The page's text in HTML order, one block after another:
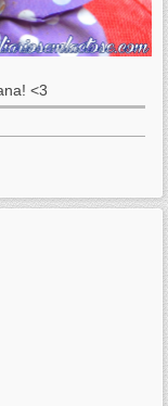
<3